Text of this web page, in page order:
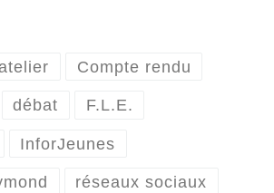
Compte rendu
débat F.L.E.
InforJeunes
réseaux sociaux